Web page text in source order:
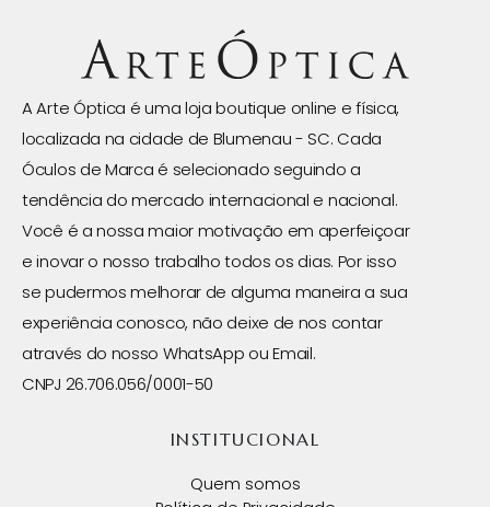
A Arte Óptica é uma loja boutique online e física,
localizada na cidade de Blumenau - SC. Cada
Óculos de Marca é selecionado seguindo a
tendência do mercado internacional e nacional.
Você é a nossa maior motivação em aperfeiçoar
e inovar o nosso trabalho todos os dias. Por isso
se pudermos melhorar de alguma maneira a sua
experiência conosco, não deixe de nos contar
através do nosso WhatsApp ou Email.
CNPJ 26.706.056/0001-50
INSTITUCIONAL
Quem somos